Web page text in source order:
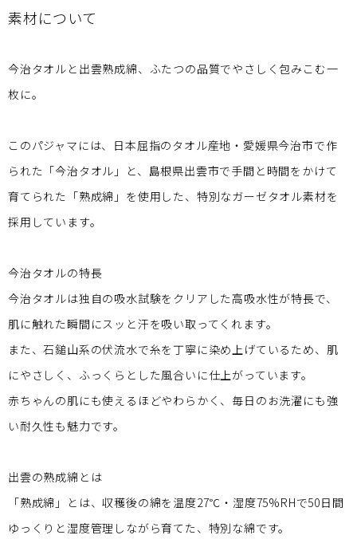
素材について
今治タオルと出雲熟成綿、ふたつの品質でやさしく包みこむ一
枚に。
このパジャマには、日本屈指のタオル産地・愛媛県今治市で作
られた「今治タオル」と、島根県出雲市で手間と時間をかけて
育てられた「熟成綿」を使用した、特別なガーゼタオル素材を
採用しています。
今治タオルの特長
今治タオルは独自の吸水試験をクリアした高吸水性が特長で、
肌に触れた瞬間にスッと汗を吸い取ってくれます。
また、石鎚山系の伏流水で糸を丁寧に染め上げているため、肌
にやさしく、ふっくらとした風合いに仕上がっています。
赤ちゃんの肌にも使えるほどやわらかく、毎日のお洗濯にも強
い耐久性も魅力です。
出雲の熟成綿とは
「熟成綿」とは、収穫後の綿を温度27℃・湿度75%RHで50日間
ゆっくりと湿度管理しながら育てた、特別な綿です。